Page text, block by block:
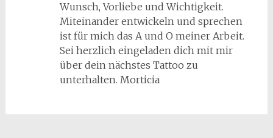
Wunsch, Vorliebe und Wichtigkeit.
Miteinander entwickeln und sprechen
ist für mich das A und O meiner Arbeit.
Sei herzlich eingeladen dich mit mir
über dein nächstes Tattoo zu
unterhalten. Morticia